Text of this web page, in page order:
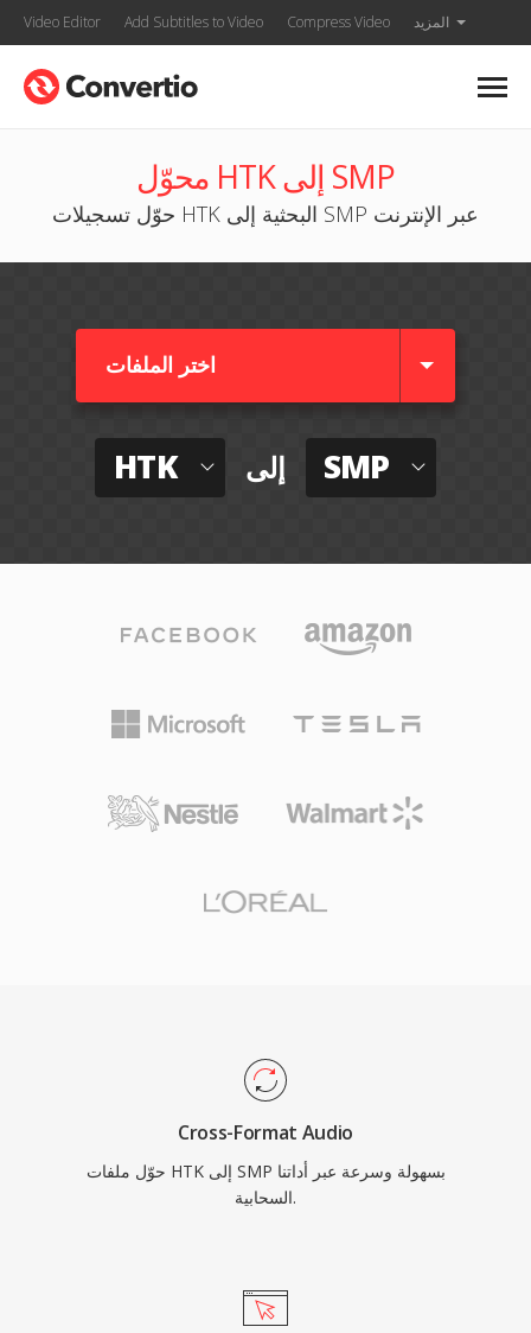
Video Editor Add Subtitles to Video Compress Video المزيد
محوّل HTK إلى SMP
حوّل تسجيلات HTK البحثية إلى SMP عبر الإنترنت
اختر الملفات
HTK إلى SMP
Cross-Format Audio
حوّل ملفات HTK إلى SMP بسهولة وسرعة عبر أداتنا
السحابية.